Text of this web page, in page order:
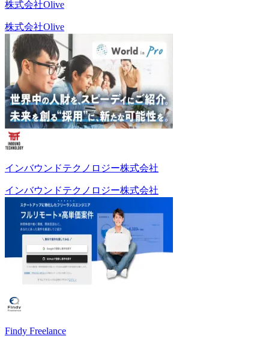
株式会社Olive
株式会社Olive
インバウンドテクノロジー株式会社
インバウンドテクノロジー株式会社
Findy Freelance